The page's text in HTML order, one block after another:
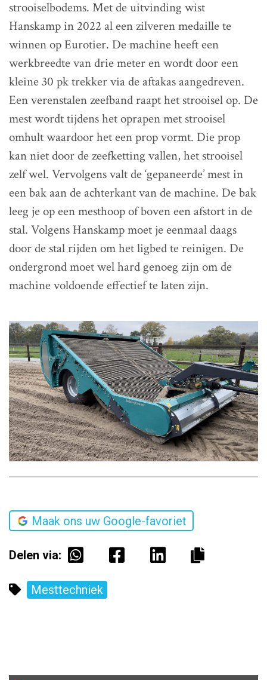
strooiselbodems. Met de uitvinding wist
Hanskamp in 2022 al een zilveren medaille te
winnen op Eurotier. De machine heeft een
werkbreedte van drie meter en wordt door een
kleine 30 pk trekker via de aftakas aangedreven.
Een verenstalen zeefband raapt het strooisel op. De
mest wordt tijdens het oprapen met strooisel
omhult waardoor het een prop vormt. Die prop
kan niet door de zeefketting vallen, het strooisel
zelf wel. Vervolgens valt de ‘gepaneerde’ mest in
een bak aan de achterkant van de machine. De bak
leeg je op een mesthoop of boven een afstort in de
stal. Volgens Hanskamp moet je eenmaal daags
door de stal rijden om het ligbed te reinigen. De
ondergrond moet wel hard genoeg zijn om de
machine voldoende effectief te laten zijn.
Maak ons uw Google-favoriet
Delen via:
Mesttechniek